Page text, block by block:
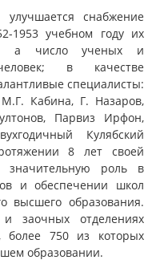
снабжение
1953 учебном году их
а число ученых и
в качестве
специалисты:
Кабина, Г. Назаров,
Парвиз Ирфон,
Кулябский
8 лет своей
значительную роль в
и обеспечении школ
высшего образования.
отделениях
более 750 из которых
образовании.